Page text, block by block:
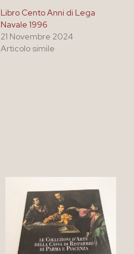
Libro Cento Anni di Lega
Navale 1996
21 Novembre 2024
Articolo simile